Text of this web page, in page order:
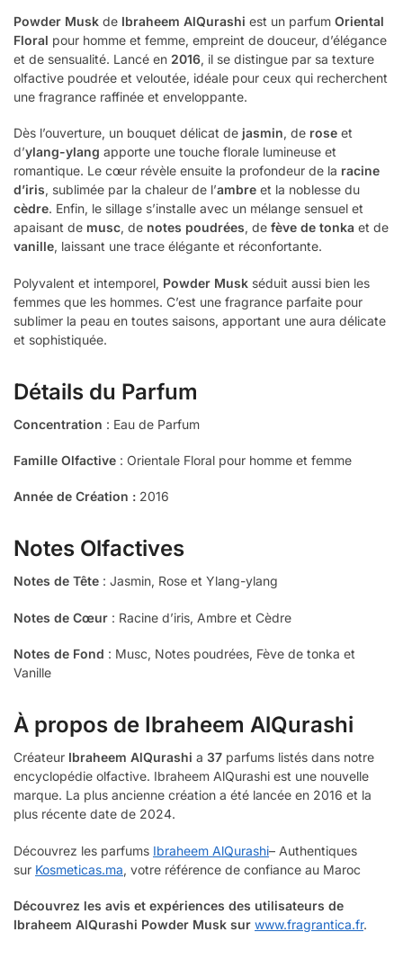
Powder Musk de Ibraheem AlQurashi est un parfum Oriental
Floral pour homme et femme, empreint de douceur, d’élégance
et de sensualité. Lancé en 2016, il se distingue par sa texture
olfactive poudrée et veloutée, idéale pour ceux qui recherchent
une fragrance raffinée et enveloppante.
Dès l’ouverture, un bouquet délicat de jasmin, de rose et
d’ylang-ylang apporte une touche florale lumineuse et
romantique. Le cœur révèle ensuite la profondeur de la racine
d’iris, sublimée par la chaleur de l’ambre et la noblesse du
cèdre. Enfin, le sillage s’installe avec un mélange sensuel et
apaisant de musc, de notes poudrées, de fève de tonka et de
vanille, laissant une trace élégante et réconfortante.
Polyvalent et intemporel, Powder Musk séduit aussi bien les
femmes que les hommes. C’est une fragrance parfaite pour
sublimer la peau en toutes saisons, apportant une aura délicate
et sophistiquée.
Détails du Parfum
Concentration : Eau de Parfum
Famille Olfactive : Orientale Floral pour homme et femme
Année de Création : 2016
Notes Olfactives
Notes de Tête : Jasmin, Rose et Ylang-ylang
Notes de Cœur : Racine d’iris, Ambre et Cèdre
Notes de Fond : Musc, Notes poudrées, Fève de tonka et
Vanille
À propos de Ibraheem AlQurashi
Créateur Ibraheem AlQurashi a 37 parfums listés dans notre
encyclopédie olfactive. Ibraheem AlQurashi est une nouvelle
marque. La plus ancienne création a été lancée en 2016 et la
plus récente date de 2024.
Découvrez les parfums Ibraheem AlQurashi– Authentiques
sur Kosmeticas.ma, votre référence de confiance au Maroc
Découvrez les avis et expériences des utilisateurs de
Ibraheem AlQurashi Powder Musk sur www.fragrantica.fr.